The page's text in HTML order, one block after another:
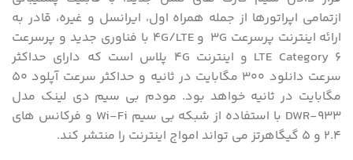
ازتمامی اپراتورها از جمله همراه اول، ایرانسل و غیره، قادر به
ارائه اینترنت پرسرعت 3G و 4G/LTE با فناوری جدید و پرسرعت
LTE Category 6 و اینترنت 4G پلاس است که دارای حداکثر
سرعت دانلود 300 مگابایت در ثانیه و حداکثر سرعت آپلود 50
مگابایت در ثانیه خواهد بود. مودم بی سیم دی لینک مدل
DWR-933 با استفاده از شبکه بی سیم Wi-Fi و فرکانس های
2.4 و 5 گیگاهرتز می تواند امواج اینترنت را منتشر کند.